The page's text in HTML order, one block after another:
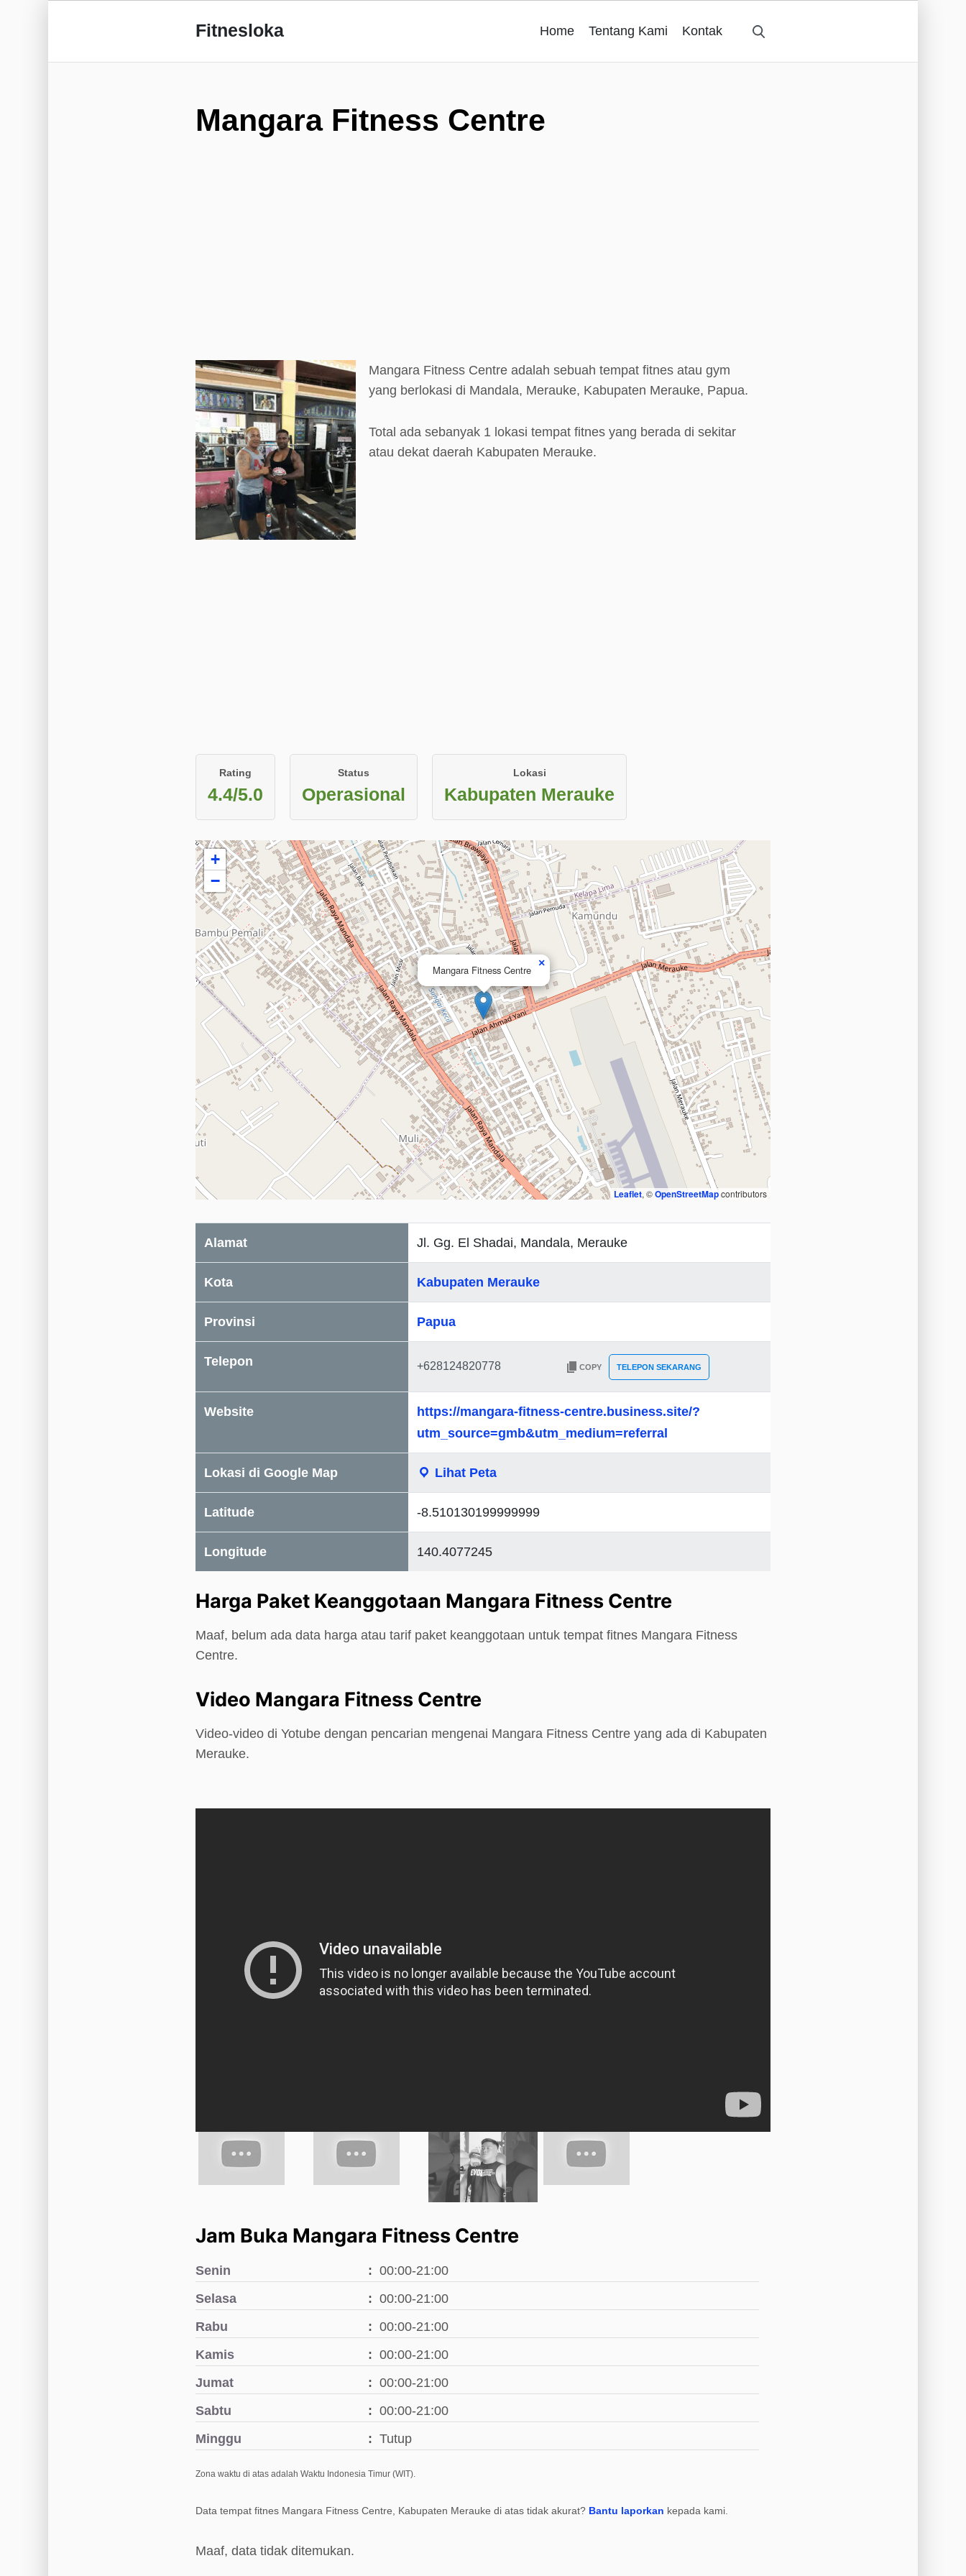
Fitnesloka Home Tentang Kami Kontak
Mangara Fitness Centre
Mangara Fitness Centre adalah sebuah tempat fitnes atau gym
yang berlokasi di Mandala, Merauke, Kabupaten Merauke, Papua.
Total ada sebanyak 1 lokasi tempat fitnes yang berada di sekitar
atau dekat daerah Kabupaten Merauke.
Rating
4.4/5.0
Status
Operasional
Lokasi
Kabupaten Merauke
Mangara Fitness Centre
×
+
−
Leaflet, ©OpenStreetMapcontributors
Alamat Jl. Gg. El Shadai, Mandala, Merauke
Kota Kabupaten Merauke
Provinsi Papua
Telepon COPY TELEPON SEKARANG
Website
https://mangara-fitness-centre.business.site/?
utm_source=gmb&utm_medium=referral
Lokasi di Google Map Lihat Peta
Latitude -8.510130199999999
Longitude 140.4077245
Harga Paket Keanggotaan Mangara Fitness Centre
Maaf, belum ada data harga atau tarif paket keanggotaan untuk tempat fitnes Mangara Fitness
Centre.
Video Mangara Fitness Centre
Video-video di Yotube dengan pencarian mengenai Mangara Fitness Centre yang ada di Kabupaten
Merauke.
Jam Buka Mangara Fitness Centre
Senin
00:00-21:00
Selasa
00:00-21:00
Rabu
00:00-21:00
Kamis
00:00-21:00
Jumat
00:00-21:00
Sabtu
00:00-21:00
Minggu
Tutup
Zona waktu di atas adalah Waktu Indonesia Timur (WIT).
Data tempat fitnes Mangara Fitness Centre, Kabupaten Merauke di atas tidak akurat? Bantu laporkan kepada kami.
Maaf, data tidak ditemukan.